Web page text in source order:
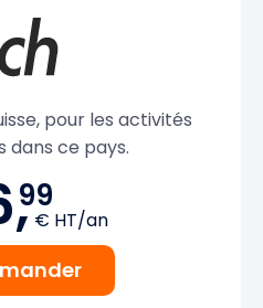
pour les activités
dans ce pays.
99
€ HT/an